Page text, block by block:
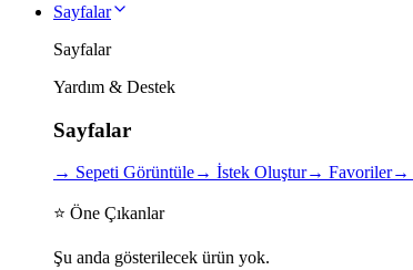
Sayfalar
Sayfalar
Yardım & Destek
Sayfalar
→ Sepeti Görüntüle→ İstek Oluştur→ Favoriler→
⭐ Öne Çıkanlar
Şu anda gösterilecek ürün yok.